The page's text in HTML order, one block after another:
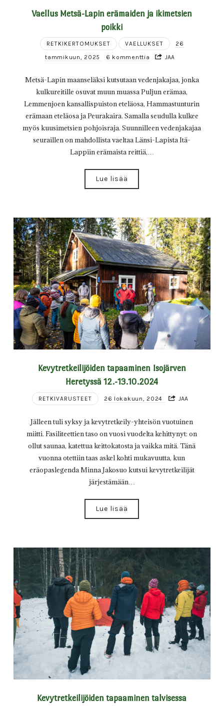
Vaellus Metsä-Lapin erämaiden ja ikimetsien
poikki
RETKIKERTOMUKSET VAELLUKSET
26
tammikuun, 2025
6 kommenttia JAA
Metsä-Lapin maanseläksi kutsutaan vedenjakajaa, jonka
kulkureitille osuvat muun muassa Puljun erämaa,
Lemmenjoen kansallispuiston eteläosa, Hammastunturin
erämaan eteläosa ja Peurakaira. Samalla seudulla kulkee
myös kuusimetsien pohjoisraja. Suunnilleen vedenjakajaa
seuraillen on mahdollista vaeltaa Länsi-Lapista Itä-
Lappiin erämaista reittiä,…
Lue lisää
Kevytretkeilijöiden tapaaminen Isojärven
Heretyssä 12.-13.10.2024
RETKIVARUSTEET 26 lokakuun, 2024 JAA
Jälleen tuli syksy ja kevytretkeily-yhteisön vuotuinen
miitti. Fasiliteettien taso on vuosi vuodelta kehittynyt: on
ollut saunaa, katettua keittokatosta ja vaikka mitä. Tänä
vuonna otettiin taas askel kohti mukavuutta, kun
eräopaslegenda Minna Jakosuo kutsui kevytretkeilijät
järjestämään…
Lue lisää
Kevytretkeilijöiden tapaaminen talvisessa